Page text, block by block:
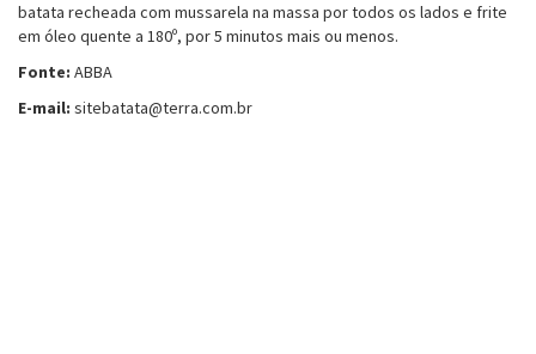
batata recheada com mussarela na massa por todos os lados e frite
em óleo quente a 180º, por 5 minutos mais ou menos.
Fonte: ABBA
E-mail: sitebatata@terra.com.br